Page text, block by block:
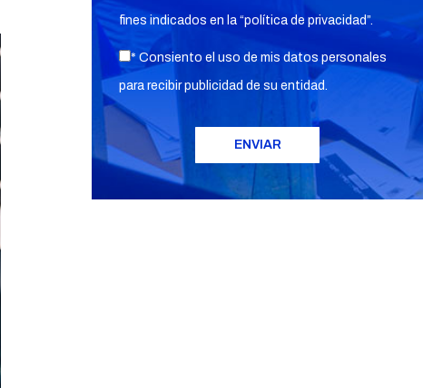
fines indicados en la “política de privacidad”.
* Consiento el uso de mis datos personales
para recibir publicidad de su entidad.